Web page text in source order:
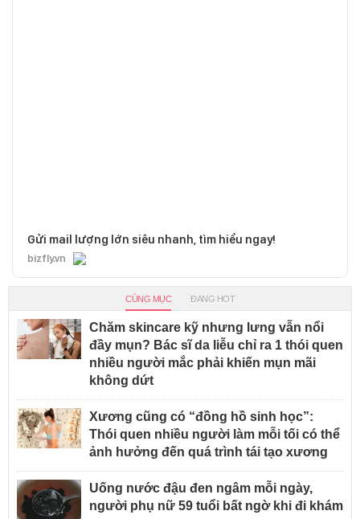
Gửi mail lượng lớn siêu nhanh, tìm hiểu ngay!
bizfly.vn
CÙNG MỤC ĐANG HOT
Chăm skincare kỹ nhưng lưng vẫn nổi
đầy mụn? Bác sĩ da liễu chỉ ra 1 thói quen
nhiều người mắc phải khiến mụn mãi
không dứt
Xương cũng có “đồng hồ sinh học”:
Thói quen nhiều người làm mỗi tối có thể
ảnh hưởng đến quá trình tái tạo xương
Uống nước đậu đen ngâm mỗi ngày,
người phụ nữ 59 tuổi bất ngờ khi đi khám